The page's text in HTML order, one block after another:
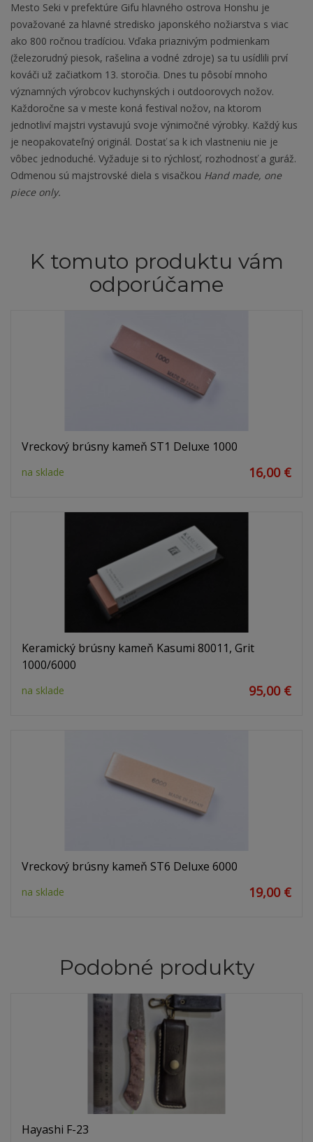
Mesto Seki v prefektúre Gifu hlavného ostrova Honshu je
považované za hlavné stredisko japonského nožiarstva s viac
ako 800 ročnou tradíciou. Vďaka priaznivým podmienkam
(železorudný piesok, rašelina a vodné zdroje) sa tu usídlili prví
kováči už začiatkom 13. storočia. Dnes tu pôsobí mnoho
významných výrobcov kuchynských i outdoorovych nožov.
Každoročne sa v meste koná festival nožov, na ktorom
jednotliví majstri vystavujú svoje výnimočné výrobky. Každý kus
je neopakovateľný originál. Dostať sa k ich vlastneniu nie je
vôbec jednoduché. Vyžaduje si to rýchlosť, rozhodnosť a guráž.
Odmenou sú majstrovské diela s visačkou Hand made, one
piece only.
K tomuto produktu vám
odporúčame
Vreckový brúsny kameň ST1 Deluxe 1000
na sklade 16,00 €
Keramický brúsny kameň Kasumi 80011, Grit
1000/6000
na sklade 95,00 €
Vreckový brúsny kameň ST6 Deluxe 6000
na sklade 19,00 €
Podobné produkty
Hayashi F-23